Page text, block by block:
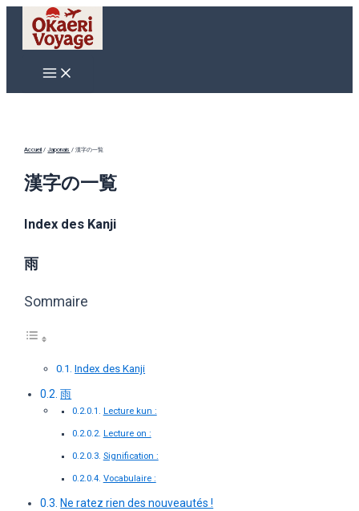
contenu
Main
Menu
Accueil /Japonais /漢字の一覧
漢字の一覧
Index des Kanji
雨
Sommaire
Index des Kanji
雨
Lecture kun :
Lecture on :
Signification :
Vocabulaire :
Ne ratez rien des nouveautés !